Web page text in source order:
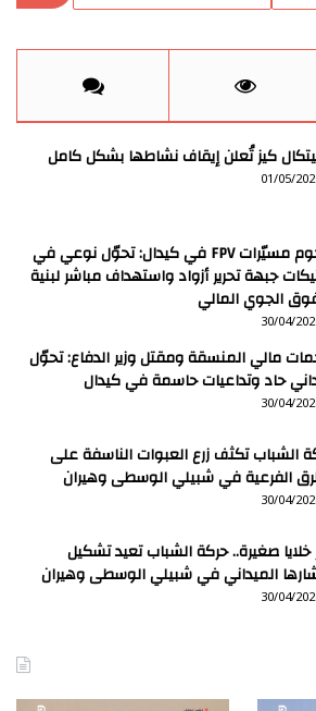
كيز تُعلن إيقاف نشاطها بشكل كامل
01/05/
هجوم مسيّرات FPV في كيدال: تحوّل نوعي في
جبهة تحرير أزواد واستهداف مباشر لبنية
الجوي المالي
30/04/
مالي المنسقة ومقتل وزير الدفاع: تحوّل
حاد وتداعيات حاسمة في كيدال
30/04/
الشباب تكثف زرع العبوات الناسفة على
الفرعية في شبيلي الوسطى وهيران
30/04/
خلايا صغيرة.. حركة الشباب تعيد تشكيل
الميداني في شبيلي الوسطى وهيران
30/04/